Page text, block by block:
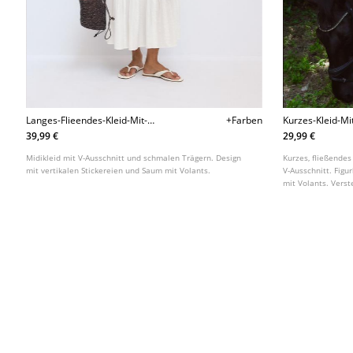
Langes-Flieendes-Kleid-Mit-
Ruckenausschnitt
+Farben
39,99 €
Midikleid mit V-Ausschnitt und schmalen Trägern. Design
mit vertikalen Stickereien und Saum mit Volants.
Kurzes-Kleid-
29,99 €
Kurzes,
V-Ausschnitt.
mit Volants.